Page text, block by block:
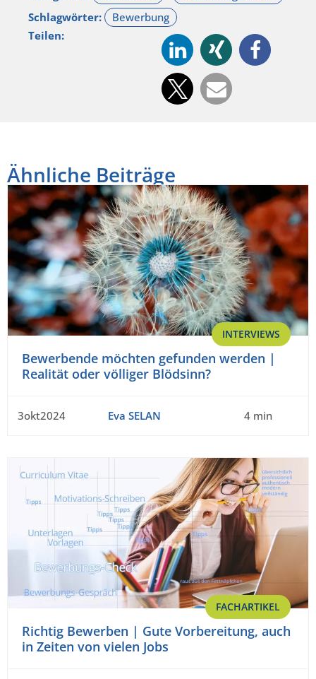
Schlagwörter:
Teilen:
Ähnliche Beiträge
INTERVIEWS
Bewerbende möchten gefunden werden |
Realität oder völliger Blödsinn?
3okt2024 Eva SELAN 4 min
FACHARTIKEL
Richtig Bewerben | Gute Vorbereitung, auch
in Zeiten von vielen Jobs